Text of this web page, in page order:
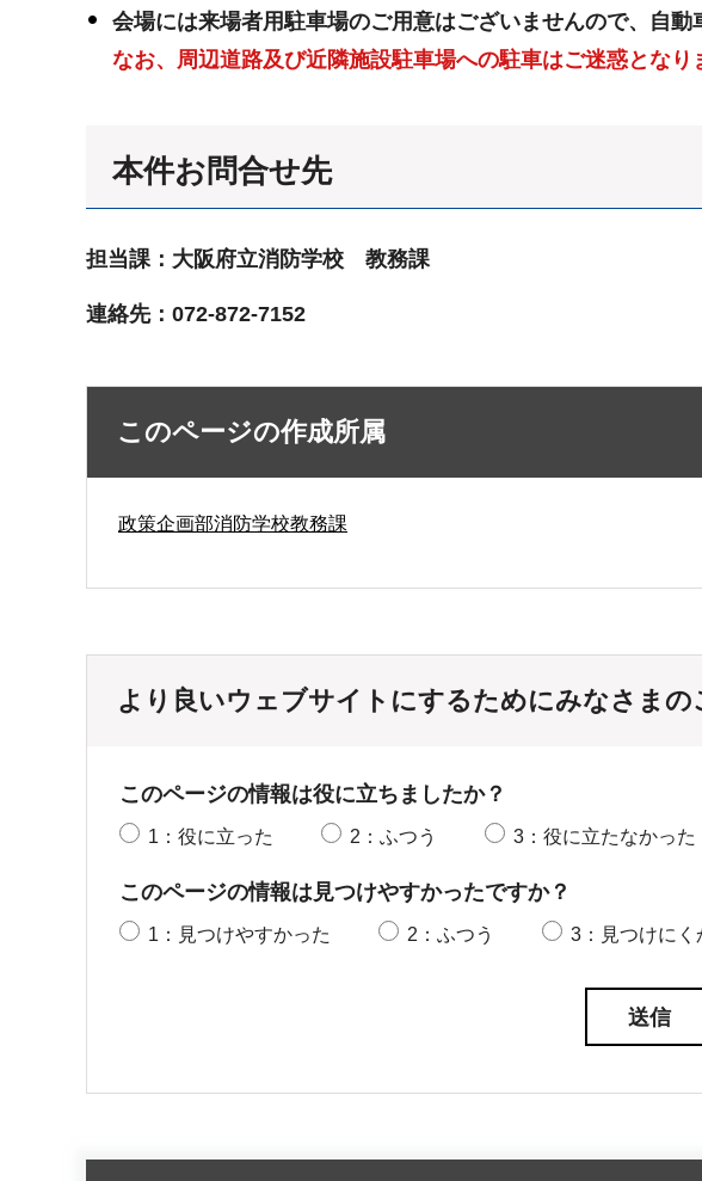
会場には来場者用駐車場のご用意はございませんので、自動
なお、周辺道路及び近隣施設駐車場への駐車はご迷惑となり
本件お問合せ先
担当課：大阪府立消防学校 教務課
連絡先：072-872-7152
このページの作成所属
政策企画部消防学校教務課
より良いウェブサイトにするためにみなさま
このページの情報は役に立ちましたか？
1：役に立った 2：ふつう 3：役に立たなかった
このページの情報は見つけやすかったですか？
1：見つけやすかった 2：ふつう 3：見つけにく